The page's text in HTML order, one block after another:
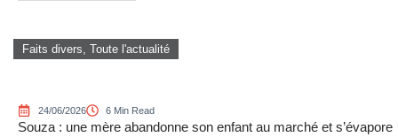
Faits divers, Toute l'actualité
24/06/2026 6 Min Read
Souza : une mère abandonne son enfant au marché et s’évapore